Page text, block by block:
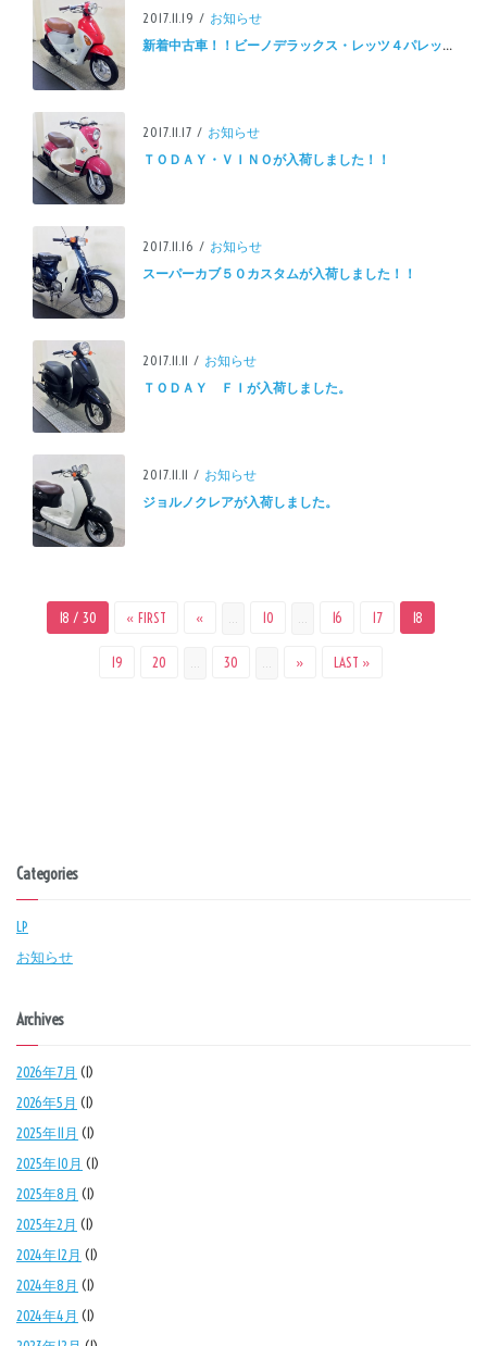
2017.11.19 / お知らせ
新着中古車！！ビーノデラックス・レッツ４パレットが入荷しました。
2017.11.17 / お知らせ
ＴＯＤＡＹ・ＶＩＮＯが入荷しました！！
2017.11.16 / お知らせ
スーパーカブ５０カスタムが入荷しました！！
2017.11.11 / お知らせ
ＴＯＤＡＹ ＦＩが入荷しました。
2017.11.11 / お知らせ
ジョルノクレアが入荷しました。
18 / 30 « FIRST « ... 10 ... 16 17 18
19 20 ... 30 ... » LAST »
Categories
LP
お知らせ
Archives
2026年7月 (1)
2026年5月 (1)
2025年11月 (1)
2025年10月 (1)
2025年8月 (1)
2025年2月 (1)
2024年12月 (1)
2024年8月 (1)
2024年4月 (1)